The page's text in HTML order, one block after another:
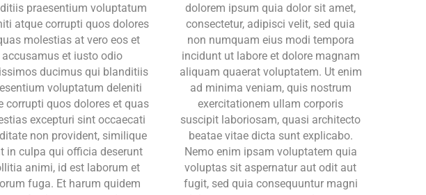
praesentium voluptatum
atque corrupti quos dolores
molestias at vero eos et
accusamus et iusto odio
ducimus qui blanditiis
voluptatum deleniti
corrupti quos dolores et quas
excepturi sint occaecati
non provident, similique
in culpa qui officia deserunt
animi, id est laborum et
fuga. Et harum quidem
dolorem ipsum quia dolor sit amet,
consectetur, adipisci velit, sed quia
non numquam eius modi tempora
incidunt ut labore et dolore magnam
aliquam quaerat voluptatem. Ut enim
ad minima veniam, quis nostrum
exercitationem ullam corporis
suscipit laboriosam, quasi architecto
beatae vitae dicta sunt explicabo.
Nemo enim ipsam voluptatem quia
voluptas sit aspernatur aut odit aut
fugit, sed quia consequuntur magni